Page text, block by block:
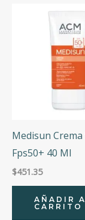
Medisun
Fps50+ 40 Ml
$451.35
AÑADIR
CARRITO